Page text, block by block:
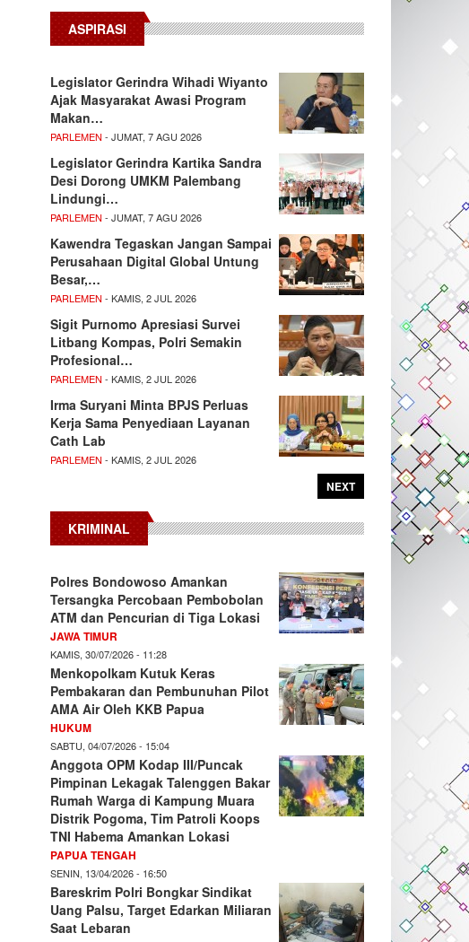
ASPIRASI
Legislator Gerindra Wihadi Wiyanto
Ajak Masyarakat Awasi Program
Makan…
PARLEMEN - JUMAT, 7 AGU 2026
Legislator Gerindra Kartika Sandra
Desi Dorong UMKM Palembang
Lindungi…
PARLEMEN - JUMAT, 7 AGU 2026
Kawendra Tegaskan Jangan Sampai
Perusahaan Digital Global Untung
Besar,…
PARLEMEN - KAMIS, 2 JUL 2026
Sigit Purnomo Apresiasi Survei
Litbang Kompas, Polri Semakin
Profesional…
PARLEMEN - KAMIS, 2 JUL 2026
Irma Suryani Minta BPJS Perluas
Kerja Sama Penyediaan Layanan
Cath Lab
PARLEMEN - KAMIS, 2 JUL 2026
NEXT
KRIMINAL
Polres Bondowoso Amankan
Tersangka Percobaan Pembobolan
ATM dan Pencurian di Tiga Lokasi
JAWA TIMUR
KAMIS, 30/07/2026 - 11:28
Menkopolkam Kutuk Keras
Pembakaran dan Pembunuhan Pilot
AMA Air Oleh KKB Papua
HUKUM
SABTU, 04/07/2026 - 15:04
Anggota OPM Kodap III/Puncak
Pimpinan Lekagak Talenggen Bakar
Rumah Warga di Kampung Muara
Distrik Pogoma, Tim Patroli Koops
TNI Habema Amankan Lokasi
PAPUA TENGAH
SENIN, 13/04/2026 - 16:50
Bareskrim Polri Bongkar Sindikat
Uang Palsu, Target Edarkan Miliaran
Saat Lebaran